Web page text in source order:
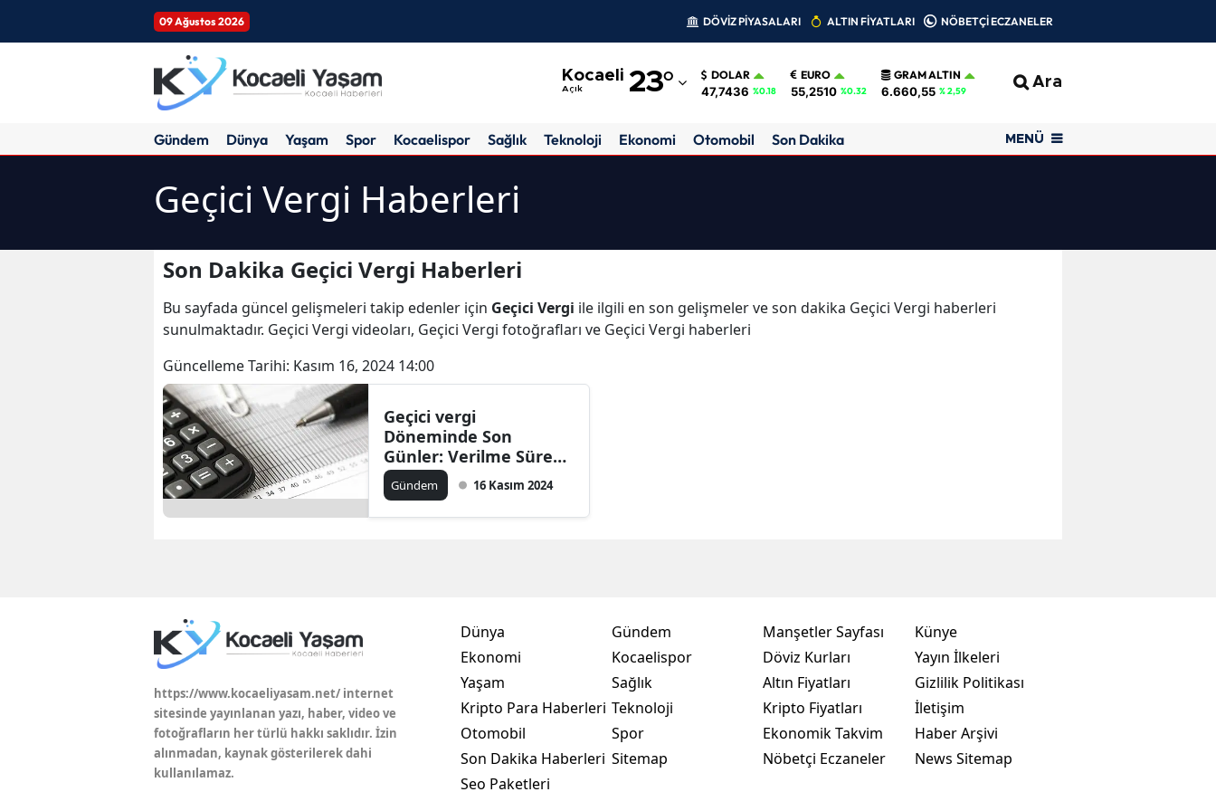
09 Ağustos 2026 DÖVİZ PİYASALARI ALTIN FİYATLARI NÖBETÇİ ECZANELER
Kocaeli
Açık 23°
Adıyaman
Artvin
Balıkesir
Çanakkale
Çankırı
Denizli
DOLAR
47,7436 %0.18
EURO
55,2510 %0.32
GRAM ALTIN
6.660,55 % 2,59 Ara
Gündem Dünya Yaşam Spor Kocaelispor Sağlık Teknoloji Ekonomi Otomobil Son Dakika MENÜ
Geçici Vergi Haberleri
Son Dakika Geçici Vergi Haberleri
Bu sayfada güncel gelişmeleri takip edenler için Geçici Vergi ile ilgili en son gelişmeler ve son dakika Geçici Vergi haberleri
sunulmaktadır. Geçici Vergi videoları, Geçici Vergi fotoğrafları ve Geçici Vergi haberleri
Güncelleme Tarihi: Kasım 16, 2024 14:00
Geçici vergi
Döneminde Son
Günler: Verilme Süresi
Uzayacak mı?
Gündem 16 Kasım 2024
https://www.kocaeliyasam.net/ internet
sitesinde yayınlanan yazı, haber, video ve
fotoğrafların her türlü hakkı saklıdır. İzin
alınmadan, kaynak gösterilerek dahi
kullanılamaz.
Dünya
Ekonomi
Yaşam
Kripto Para Haberleri
Otomobil
Son Dakika Haberleri
Seo Paketleri
Gündem
Kocaelispor
Sağlık
Teknoloji
Spor
Sitemap
Manşetler Sayfası
Döviz Kurları
Altın Fiyatları
Kripto Fiyatları
Ekonomik Takvim
Nöbetçi Eczaneler
Künye
Yayın İlkeleri
Gizlilik Politikası
İletişim
Haber Arşivi
News Sitemap